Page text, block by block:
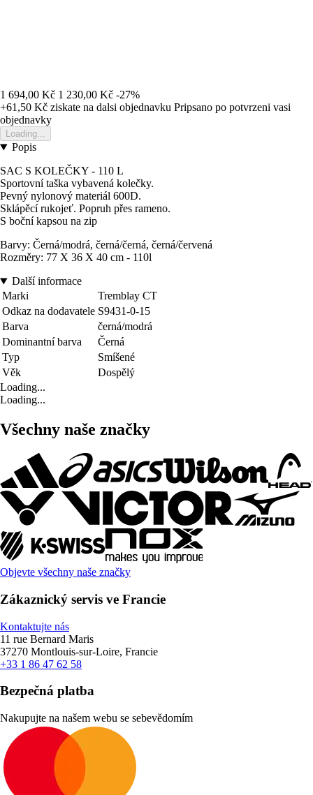
1 694,00 Kč 1 230,00 Kč -27%
+61,50 Kč ziskate na dalsi objednavku Pripsano po potvrzeni vasi
objednavky
Loading...
Popis
SAC S KOLEČKY - 110 L
Sportovní taška vybavená kolečky.
Pevný nylonový materiál 600D.
Sklápěcí rukojeť. Popruh přes rameno.
S boční kapsou na zip
Barvy: Černá/modrá, černá/černá, černá/červená
Rozměry: 77 X 36 X 40 cm - 110l
Další informace
Marki
Tremblay CT
Odkaz na dodavatele S9431-0-15
Barva
černá/modrá
Dominantní barva
Černá
Typ
Smíšené
Věk
Dospělý
Loading...
Loading...
Všechny naše značky
Objevte všechny naše značky
Zákaznický servis ve Francie
Kontaktujte nás
11 rue Bernard Maris
37270 Montlouis-sur-Loire, Francie
+33 1 86 47 62 58
Bezpečná platba
Nakupujte na našem webu se sebevědomím